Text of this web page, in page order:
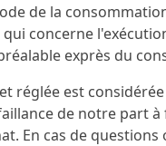
de la
concerne
exprès du
réglée est
de notre part
En cas de